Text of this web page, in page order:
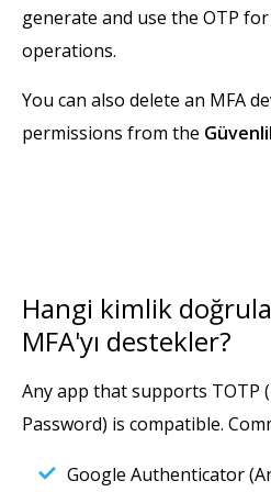
generate and use the OTP
operations.
You can also delete an MFA
permissions from the
Hangi kimlik
MFA'yı destekler?
Any app that supports TOTP
Password) is compatible.
Google Authenticator